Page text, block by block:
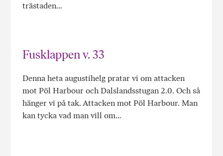
trästaden…
Fusklappen v. 33
Denna heta augustihelg pratar vi om attacken
mot Pöl Harbour och Dalslandsstugan 2.0. Och så
hänger vi på tak. Attacken mot Pöl Harbour. Man
kan tycka vad man vill om…